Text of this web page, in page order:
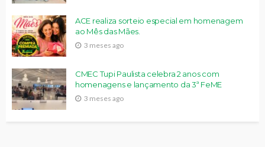
ACE realiza sorteio especial em homenagem
ao Mês das Mães.
3 meses ago
CMEC Tupi Paulista celebra 2 anos com
homenagens e lançamento da 3ª FeME
3 meses ago